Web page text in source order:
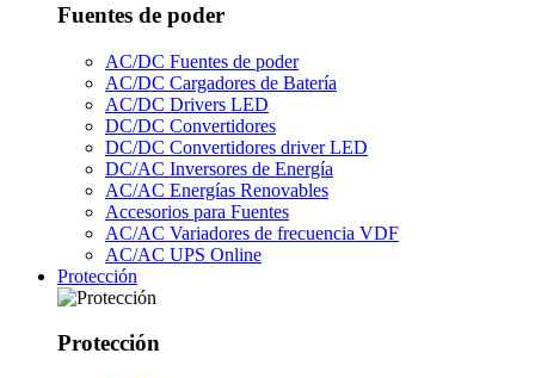
Fuentes de poder
AC/DC Fuentes de poder
AC/DC Cargadores de Batería
AC/DC Drivers LED
DC/DC Convertidores
DC/DC Convertidores driver LED
DC/AC Inversores de Energía
AC/AC Energías Renovables
Accesorios para Fuentes
AC/AC Variadores de frecuencia VDF
AC/AC UPS Online
Protección
Protección